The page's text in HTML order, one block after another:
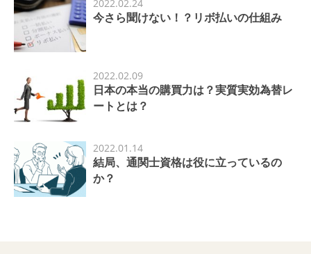
2022.02.24
今さら聞けない！？リボ払いの仕組み
2022.02.09
日本の本当の購買力は？実質実効為替レ
ートとは？
2022.01.14
結局、通関士資格は役に立っているの
か？